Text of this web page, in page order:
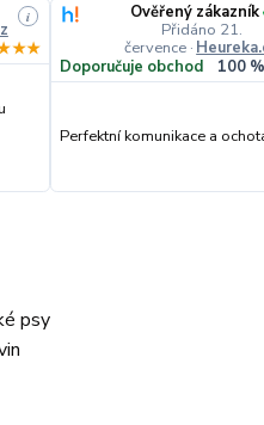
i Ověřený zákazník
Přidáno 21.
července ·
Doporučuje obchod 100 %
Perfektní komunikace a
psy